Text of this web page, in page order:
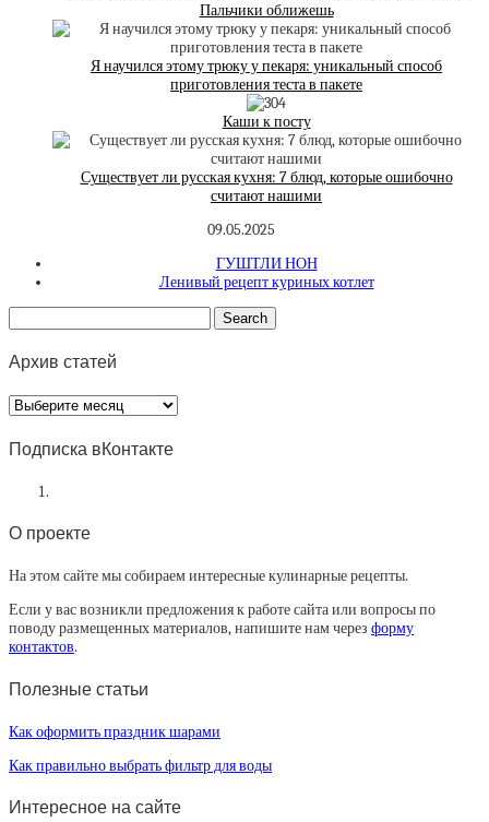
Пальчики оближешь
Я научился этому трюку у пекаря: уникальный способ
приготовления теста в пакете
Каши к посту
Существует ли русская кухня: 7 блюд, которые ошибочно
считают нашими
09.05.2025
ГУШТЛИ НОН
Ленивый рецепт куриных котлет
Архив статей
Архив
статей
Подписка вКонтакте
О проекте
На этом сайте мы собираем интересные кулинарные рецепты.
Если у вас возникли предложения к работе сайта или вопросы по
поводу размещенных материалов, напишите нам через форму
контактов.
Полезные статьи
Как оформить праздник шарами
Как правильно выбрать фильтр для воды
Интересное на сайте